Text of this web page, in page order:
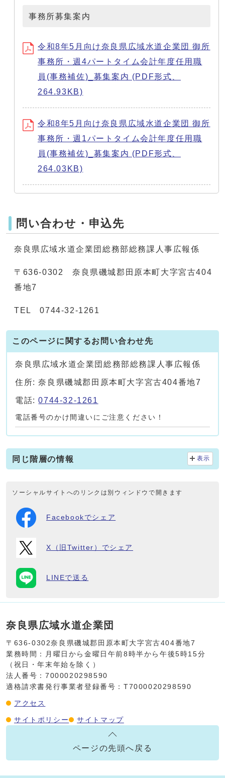
事務所募集案内
令和8年5月向け奈良県広域水道企業団 御所
事務所・週4パートタイム会計年度任用職
員(事務補佐)_募集案内 (PDF形式、
264.93KB)
令和8年5月向け奈良県広域水道企業団 御所
事務所・週1パートタイム会計年度任用職
員(事務補佐)_募集案内 (PDF形式、
264.03KB)
問い合わせ・申込先
奈良県広域水道企業団総務部総務課人事広報係
〒636-0302 奈良県磯城郡田原本町大字宮古404
番地7
TEL 0744-32-1261
このページに関するお問い合わせ先
奈良県広域水道企業団総務部総務課人事広報係
住所: 奈良県磯城郡田原本町大字宮古404番地7
電話:0744-32-1261
電話番号のかけ間違いにご注意ください！
同じ階層の情報 表示
ソーシャルサイトへのリンクは別ウィンドウで開きます
Facebookでシェア
X（旧Twitter）でシェア
LINEで送る
奈良県広域水道企業団
〒636-0302奈良県磯城郡田原本町大字宮古404番地7
業務時間：月曜日から金曜日 午前8時半から午後5時15分
（祝日・年末年始を除く）
法人番号：7000020298590
適格請求書発行事業者登録番号：T7000020298590
アクセス
サイトポリシー サイトマップ
ページの先頭へ戻る